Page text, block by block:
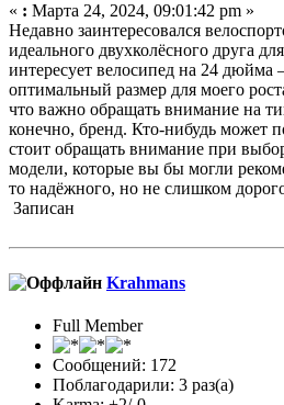
« : Марта 24, 2024, 09:01:42 pm »
Недавно заинтересовался
идеального двухколёсного друга
интересует велосипед на 24 дюйма
оптимальный размер для моего
что важно обращать внимание на
конечно, бренд. Кто-нибудь может
стоит обращать внимание при
модели, которые вы бы могли
то надёжного, но не слишком
Записан
Krahmans
Full Member
Сообщений: 172
Поблагодарили: 3 раз(а)